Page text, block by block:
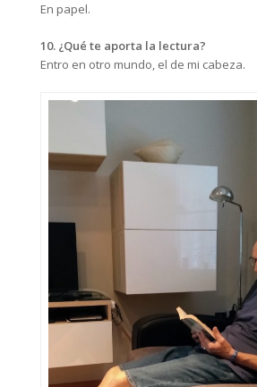
En papel.
10. ¿Qué te aporta la lectura?
Entro en otro mundo, el de mi cabeza.